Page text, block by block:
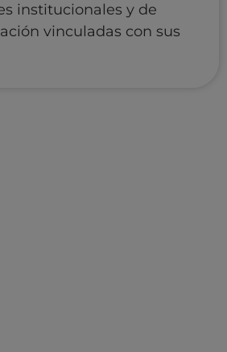
institucionales y de
vinculadas con sus